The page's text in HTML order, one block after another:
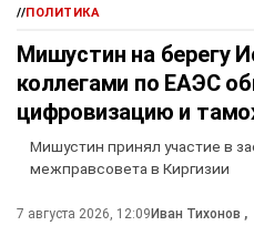
//ПОЛИТИКА
Мишустин на берегу
коллегами по ЕАЭС
цифровизацию и
Мишустин принял участие в
межправсовета в Киргизии
7 августа 2026, 12:09Иван Тихонов ,